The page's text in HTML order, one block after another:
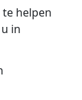
helpen
in